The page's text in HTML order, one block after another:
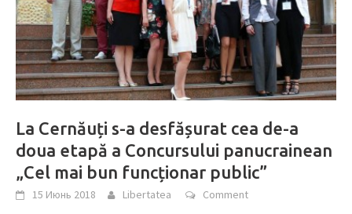
La Cernăuți s-a desfășurat cea de-a
doua etapă a Concursului panucrainean
„Cel mai bun funcționar public”
15 Июнь 2018 Libertatea Comment